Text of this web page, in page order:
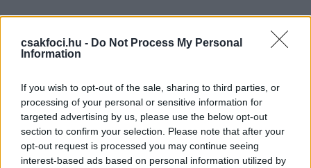
csakfoci.hu - Do Not Process My Personal
Information
If you wish to opt-out of the sale, sharing to third parties, or
processing of your personal or sensitive information for
targeted advertising by us, please use the below opt-out
section to confirm your selection. Please note that after your
opt-out request is processed you may continue seeing
interest-based ads based on personal information utilized by
Itt állíthatod be, hogy a Csakfoci az elsők
között legyen a Google-találatokban